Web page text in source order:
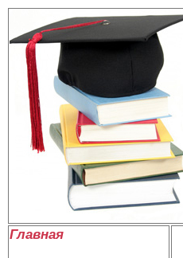
Главная